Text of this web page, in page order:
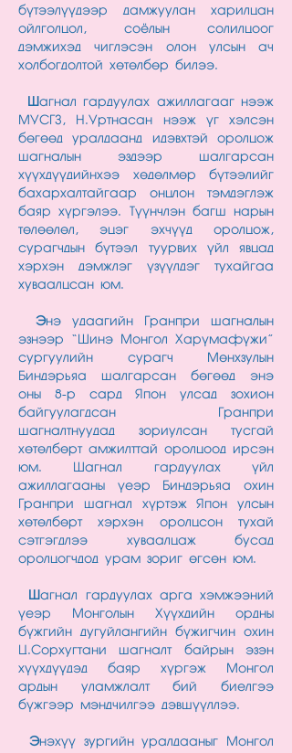
бүтээлүүдээр дамжуулан харилцан
ойлголцол, соёлын солилцоог
дэмжихэд чиглэсэн олон улсын ач
холбогдолтой хөтөлбөр билээ.
Шагнал гардуулах ажиллагааг нээж
МУСГЗ, Н.Уртнасан нээж үг хэлсэн
бөгөөд уралдаанд идэвхтэй оролцож
шагналын эздээр шалгарсан
хүүхдүүдийнхээ хөдөлмөр бүтээлийг
бахархалтайгаар онцлон тэмдэглэж
баяр хүргэлээ. Түүнчлэн багш нарын
төлөөлөл, эцэг эхчүүд оролцож,
сурагчдын бүтээл туурвих үйл явцад
хэрхэн дэмжлэг үзүүлдэг тухайгаа
хуваалцсан юм.
Энэ удаагийн Гранпри шагналын
эзнээр “Шинэ Монгол Харүмафүжи”
сургуулийн сурагч Мөнхзулын
Биндэрьяа шалгарсан бөгөөд энэ
оны 8-р сард Япон улсад зохион
байгуулагдсан Гранпри
шагналтнуудад зориулсан тусгай
хөтөлбөрт амжилттай оролцоод ирсэн
юм. Шагнал гардуулах үйл
ажиллагааны үеэр Биндэрьяа охин
Гранпри шагнал хүртэж Япон улсын
хөтөлбөрт хэрхэн оролцсон тухай
сэтгэгдлээ хуваалцаж бусад
оролцогчдод урам зориг өгсөн юм.
Шагнал гардуулах арга хэмжээний
үеэр Монголын Хүүхдийн ордны
бүжгийн дугуйлангийн бүжигчин охин
Ц.Сорхугтани шагналт байрын эзэн
хүүхдүүдэд баяр хүргэж Монгол
ардын уламжлалт бий биелгээ
бүжгээр мэндчилгээ дэвшүүллээ.
Энэхүү зургийн уралдааныг Монгол